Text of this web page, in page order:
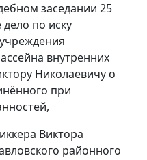
заседании 25
дело по иску
внутренних
Николаевичу о
при
Виктора
районного